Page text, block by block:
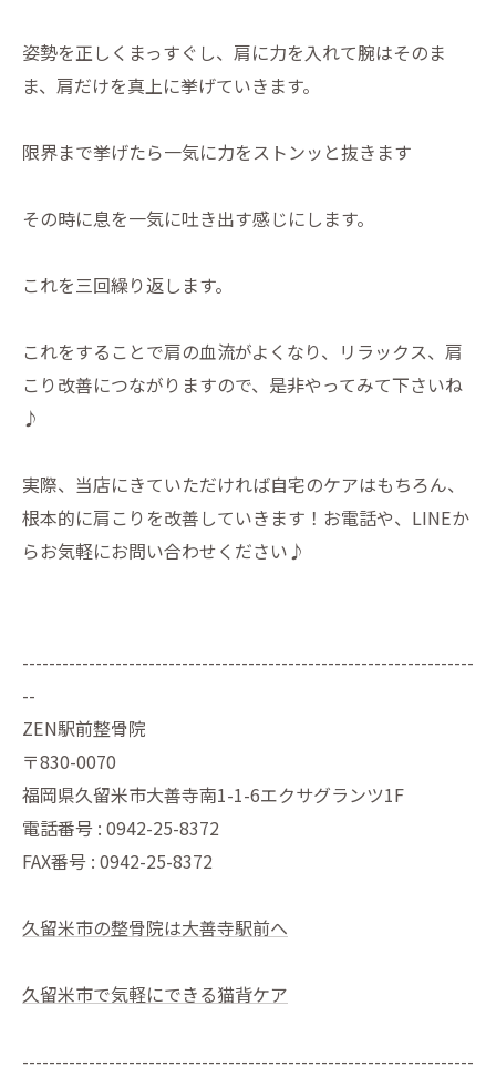
姿勢を正しくまっすぐし、肩に力を入れて腕はそのま
ま、肩だけを真上に挙げていきます。
限界まで挙げたら一気に力をストンッと抜きます
その時に息を一気に吐き出す感じにします。
これを三回繰り返します。
これをすることで肩の血流がよくなり、リラックス、肩
こり改善につながりますので、是非やってみて下さいね
♪
実際、当店にきていただければ自宅のケアはもちろん、
根本的に肩こりを改善していきます！お電話や、LINEか
らお気軽にお問い合わせください♪
--------------------------------------------------------------------
--
ZEN駅前整骨院
〒830-0070
福岡県久留米市大善寺南1-1-6エクサグランツ1F
電話番号 : 0942-25-8372
FAX番号 : 0942-25-8372
久留米市の整骨院は大善寺駅前へ
久留米市で気軽にできる猫背ケア
--------------------------------------------------------------------